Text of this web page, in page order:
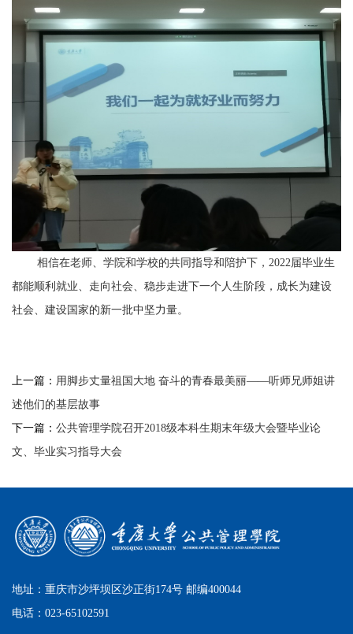
相信在老师、学院和学校的共同指导和陪护下， 2022 届毕业生
都能顺利就业、走向社会、稳步走进下一个人生阶段，成长为建设
社会、建设国家的新一批中坚力量。
上一篇： 用脚步丈量祖国大地 奋斗的青春最美丽——听师兄师姐讲
述他们的基层故事
下一篇： 公共管理学院召开2018级本科生期末年级大会暨毕业论
文、毕业实习指导大会
地址：重庆市沙坪坝区沙正街174号 邮编400044
电话：023-65102591